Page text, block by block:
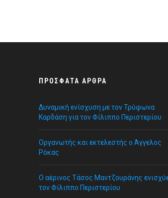
ΠΡΌΣΦΑΤΑ ΆΡΘΡΑ
Δυναμική ενίσχυση με τον Τρύφωνα
Καρδάση για τον Φίλιππο Περιστερίου
Οργανωτής και εκτελεστής ο Άγγελος
Ρόκας
Ο αέρινος Τάσος Μαντζουράνης
τον Φίλιππο Περιστερίου